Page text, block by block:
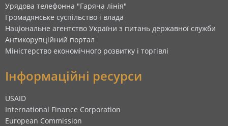
Урядова телефонна "Гаряча лінія"
Громадянське суспільство і влада
Національне агентство України з питань державної служби
Антикорупційний портал
Міністерство економічного розвитку і торгівлі
Інформаційні ресурси
USAID
International Finance Corporation
European Commission